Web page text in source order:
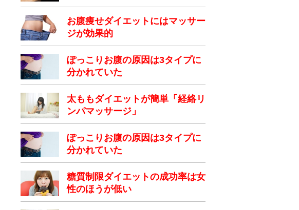
お腹痩せダイエットにはマッサー
ジが効果的
ぽっこりお腹の原因は3タイプに
分かれていた
太ももダイエットが簡単「経絡リ
ンパマッサージ」
ぽっこりお腹の原因は3タイプに
分かれていた
糖質制限ダイエットの成功率は女
性のほうが低い